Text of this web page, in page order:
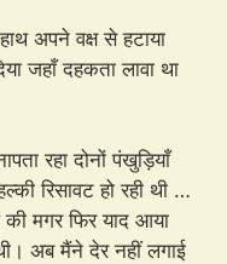
अपने वक्ष से हटाया
जहाँ दहकता लावा था
रहा दोनों पंखुड़ियाँ
रिसावट हो रही थी …
मगर फिर याद आया
अब मैंने देर नहीं लगाई